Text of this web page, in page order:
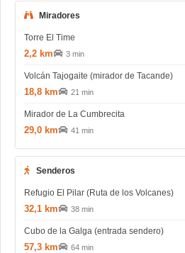
Miradores
Torre El Time
2,2 km 3 min
Volcán Tajogaite (mirador de Tacande)
18,8 km 21 min
Mirador de La Cumbrecita
29,0 km 41 min
Senderos
Refugio El Pilar (Ruta de los Volcanes)
32,1 km 38 min
Cubo de la Galga (entrada sendero)
57,3 km 64 min